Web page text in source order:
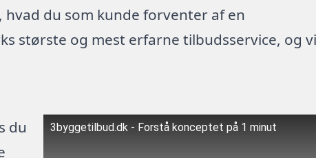
du som kunde forventer af en
største og mest erfarne tilbudsservice, og
du
3byggetilbud.dk - Forstå konceptet på 1 minut